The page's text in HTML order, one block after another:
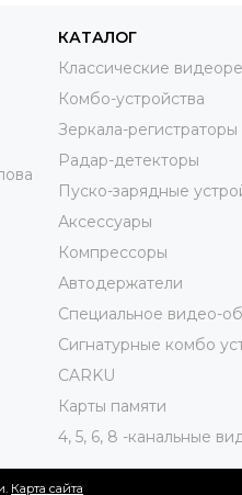
КАТАЛОГ
Классические
Комбо-устройства
Зеркала-регистраторы
Радар-детекторы
Пуско-зарядные
Аксессуары
Компрессоры
Автодержатели
Специальное видео-
Сигнатурные комбо
CARKU
Карты памяти
4, 5, 6, 8 -канальные
Карта сайта